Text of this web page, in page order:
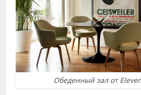
Обеденный зал от